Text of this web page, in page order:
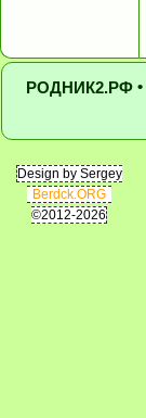
РОДНИК2.РФ •
Design by Sergey
Berdck.ORG
©2012-2026